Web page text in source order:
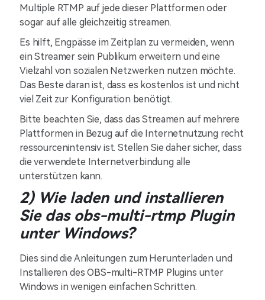
Multiple RTMP auf jede dieser Plattformen oder
sogar auf alle gleichzeitig streamen.
Es hilft, Engpässe im Zeitplan zu vermeiden, wenn
ein Streamer sein Publikum erweitern und eine
Vielzahl von sozialen Netzwerken nutzen möchte.
Das Beste daran ist, dass es kostenlos ist und nicht
viel Zeit zur Konfiguration benötigt.
Bitte beachten Sie, dass das Streamen auf mehrere
Plattformen in Bezug auf die Internetnutzung recht
ressourcenintensiv ist. Stellen Sie daher sicher, dass
die verwendete Internetverbindung alle
unterstützen kann.
2) Wie laden und installieren
Sie das obs-multi-rtmp Plugin
unter Windows?
Dies sind die Anleitungen zum Herunterladen und
Installieren des OBS-multi-RTMP Plugins unter
Windows in wenigen einfachen Schritten.